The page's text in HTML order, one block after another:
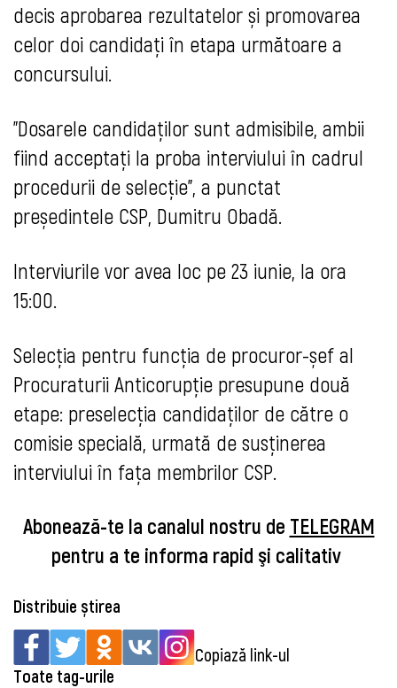
decis aprobarea rezultatelor și promovarea
celor doi candidați în etapa următoare a
concursului.
"Dosarele candidaților sunt admisibile, ambii
fiind acceptați la proba interviului în cadrul
procedurii de selecție", a punctat
președintele CSP, Dumitru Obadă.
Interviurile vor avea loc pe 23 iunie, la ora
15:00.
Selecția pentru funcția de procuror-șef al
Procuraturii Anticorupție presupune două
etape: preselecția candidaților de către o
comisie specială, urmată de susținerea
interviului în fața membrilor CSP.
Abonează-te la canalul nostru de TELEGRAM
pentru a te informa rapid şi calitativ
Distribuie știrea
Copiază link-ul
Toate tag-urile